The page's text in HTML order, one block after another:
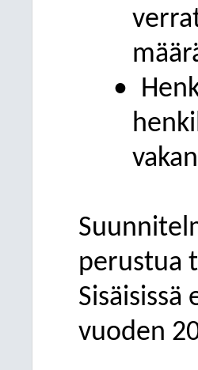
•
perustua
vuoden